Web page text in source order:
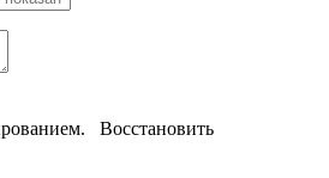
Восстановить